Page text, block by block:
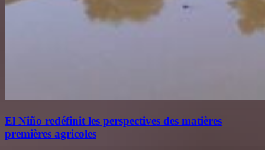
El Niño redéfinit les perspectives des matières
premières agricoles